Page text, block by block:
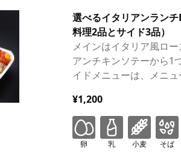
選べるイタリアンラン
料理2品とサイド3品）
メインはイタリア風ロ
アンチキンソテーから1
イドメニューは、メニ
¥1,200
卵 乳 小麦 そば